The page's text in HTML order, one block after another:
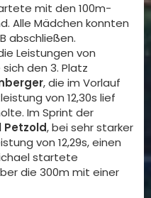
mit den 100m-
Alle Mädchen konnten
abschließen.
Leistungen von
sich den 3. Platz
, die im Vorlauf
von 12,30s lief
Im Sprint der
Petzold, bei sehr starker
von 12,29s, einen
startete
die 300m mit einer